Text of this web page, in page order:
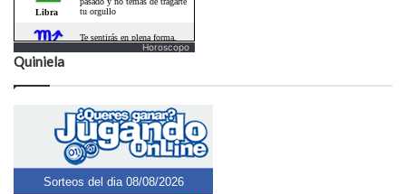
Horoscopo
Quiniela